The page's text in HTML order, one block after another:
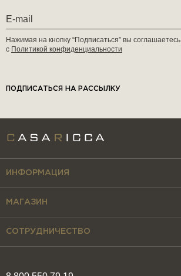
Нажимая на кнопку “Подписаться” вы соглашаетесь
с Политикой конфиденциальности
ПОДПИСАТЬСЯ НА РАССЫЛКУ
ИНФОРМАЦИЯ
МАГАЗИН
СОТРУДНИЧЕСТВО